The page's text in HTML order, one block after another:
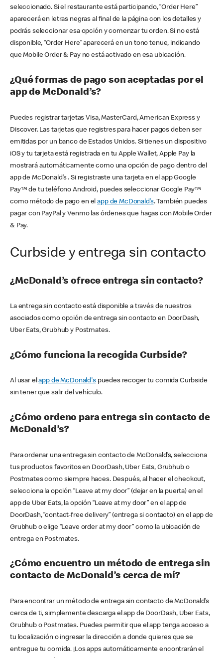
seleccionado. Si el restaurante está participando, “Order Here”
aparecerá en letras negras al final de la página con los detalles y
podrás seleccionar esa opción y comenzar tu orden. Si no está
disponible, “Order Here” aparecerá en un tono tenue, indicando
que Mobile Order & Pay no está activado en esa ubicación.
¿Qué formas de pago son aceptadas por el
app de McDonald’s?
Puedes registrar tarjetas Visa, MasterCard, American Express y
Discover. Las tarjetas que registres para hacer pagos deben ser
emitidas por un banco de Estados Unidos. Si tienes un dispositivo
iOS y tu tarjeta está registrada en tu Apple Wallet, Apple Pay la
mostrará automáticamente como una opción de pago dentro del
app de McDonald’s . Si registraste una tarjeta en el app Google
Pay™ de tu teléfono Android, puedes seleccionar Google Pay™
como método de pago en elapp de McDonald’s. También puedes
pagar con PayPal y Venmo las órdenes que hagas con Mobile Order
& Pay.
Curbside y entrega sin contacto
¿McDonald’s ofrece entrega sin contacto?
La entrega sin contacto está disponible a través de nuestros
asociados como opción de entrega sin contacto en DoorDash,
Uber Eats, Grubhub y Postmates.
¿Cómo funciona la recogida Curbside?
Al usar elapp de McDonald'spuedes recoger tu comida Curbside
sin tener que salir del vehículo.
¿Cómo ordeno para entrega sin contacto de
McDonald’s?
Para ordenar una entrega sin contacto de McDonald’s, selecciona
tus productos favoritos en DoorDash, Uber Eats, Grubhub o
Postmates como siempre haces. Después, al hacer el checkout,
selecciona la opción “Leave at my door” (dejar en la puerta) en el
app de Uber Eats, la opción “Leave at my door” en el app de
DoorDash, “contact-free delivery” (entrega si contacto) en el app de
Grubhub o elige “Leave order at my door” como la ubicación de
entrega en Postmates.
¿Cómo encuentro un método de entrega sin
contacto de McDonald’s cerca de mí?
Para encontrar un método de entrega sin contacto de McDonald’s
cerca de ti, simplemente descarga el app de DoorDash, Uber Eats,
Grubhub o Postmates. Puedes permitir que el app tenga acceso a
tu localización o ingresar la dirección a donde quieres que se
entregue tu comida. ¡Los apps automáticamente encontrarán el